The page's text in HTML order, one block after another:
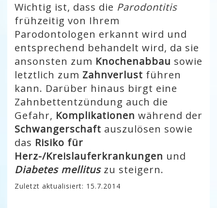
Wichtig ist, dass die Parodontitis
frühzeitig von Ihrem
Parodontologen erkannt wird und
entsprechend behandelt wird, da sie
ansonsten zum Knochenabbau sowie
letztlich zum Zahnverlust führen
kann. Darüber hinaus birgt eine
Zahnbettentzündung auch die
Gefahr, Komplikationen während der
Schwangerschaft auszulösen sowie
das Risiko für
Herz-/Kreislauferkrankungen und
Diabetes mellituszu steigern.
Zuletzt aktualisiert: 15.7.2014